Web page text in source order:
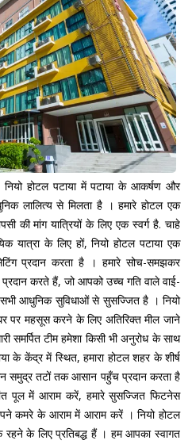
होटल पटाया में पटाया के आकर्षण और
लालित्य से मिलता है । हमारे होटल एक
की मांग यात्रियों के लिए एक स्वर्ग है. चाहे
यात्रा के लिए हों, नियो होटल पटाया एक
प्रदान करता है । हमारे सोच-समझकर
करते हैं, जो आपको उच्च गति वाले वाई-
आधुनिक सुविधाओं से सुसज्जित है । नियो
पर महसूस करने के लिए अतिरिक्त मील जाने
समर्पित टीम हमेशा किसी भी अनुरोध के साथ
के केंद्र में स्थित, हमारा होटल शहर के शीर्ष
समुद्र तटों तक आसान पहुँच प्रदान करता है
पूल में आराम करें, हमारे सुसज्जित फिटनेस
कमरे के आराम में आराम करें । नियो होटल
के लिए प्रतिबद्ध हैं । हम आपका स्वागत